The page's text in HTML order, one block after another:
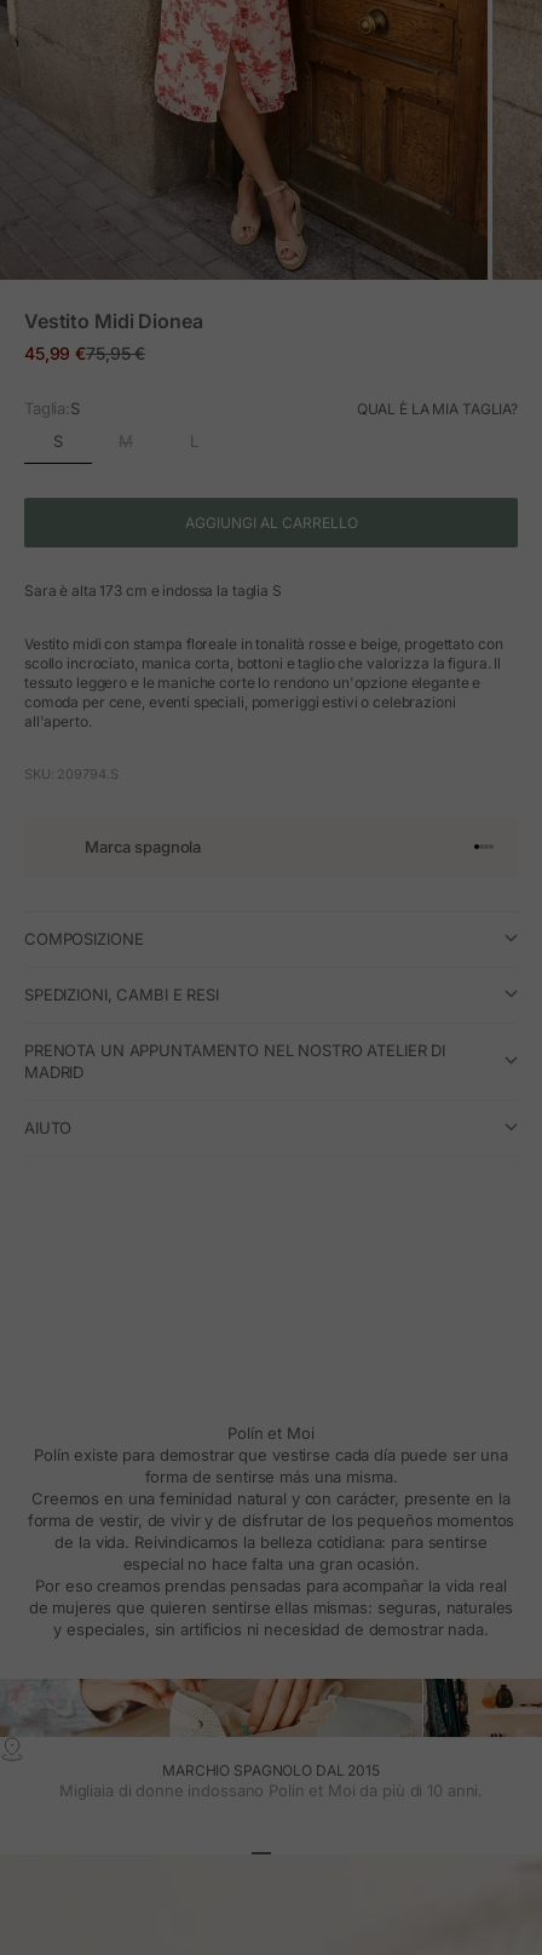
Vestito Midi Dionea
Prezzo in offerta
45,99 €Prezzo normale
75,95 €
Taglia:S QUAL È LA MIA TAGLIA?
S M L
AGGIUNGI AL CARRELLO
Sara è alta 173 cm e indossa la taglia S
Vestito midi con stampa floreale in tonalità rosse e beige, progettato con
scollo incrociato, manica corta, bottoni e taglio che valorizza la figura. Il
tessuto leggero e le maniche corte lo rendono un'opzione elegante e
comoda per cene, eventi speciali, pomeriggi estivi o celebrazioni
all'aperto.
SKU: 209794.S
Marca spagnola Vai
Vai
Vai
Vai
COMPOSIZIONE
SPEDIZIONI, CAMBI E RESI
PRENOTA UN APPUNTAMENTO NEL NOSTRO ATELIER DI
MADRID
AIUTO
Polín et Moi
Polín existe para demostrar que vestirse cada día puede ser una
forma de sentirse más una misma.
Creemos en una feminidad natural y con carácter, presente en la
forma de vestir, de vivir y de disfrutar de los pequeños momentos
de la vida. Reivindicamos la belleza cotidiana: para sentirse
especial no hace falta una gran ocasión.
Por eso creamos prendas pensadas para acompañar la vida real
de mujeres que quieren sentirse ellas mismas: seguras, naturales
y especiales, sin artificios ni necesidad de demostrar nada.
MARCHIO SPAGNOLO DAL 2015
Migliaia di donne indossano Polin et Moi da più di 10 anni.